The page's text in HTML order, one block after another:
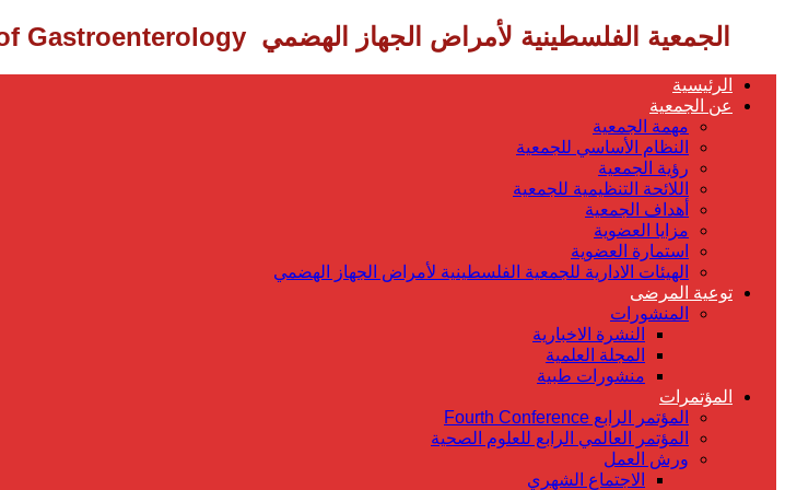
الرئيسية
عن الجمعية
مهمة الجمعية
النظام الأساسي للجمعية
رؤية الجمعية
اللائحة التنظيمية للجمعية
أهداف الجمعية
مزايا العضوية
استمارة العضوية
الهيئات الادارية للجمعية الفلسطينية لأمراض الجهاز الهضمي
توعية المرضى
المنشورات
النشرة الاخبارية
المجلة العلمية
منشورات طبية
المؤتمرات
المؤتمر الرابع Fourth Conference
المؤتمر العالمي الرابع للعلوم الصحية
ورش العمل
الاجتماع الشهري